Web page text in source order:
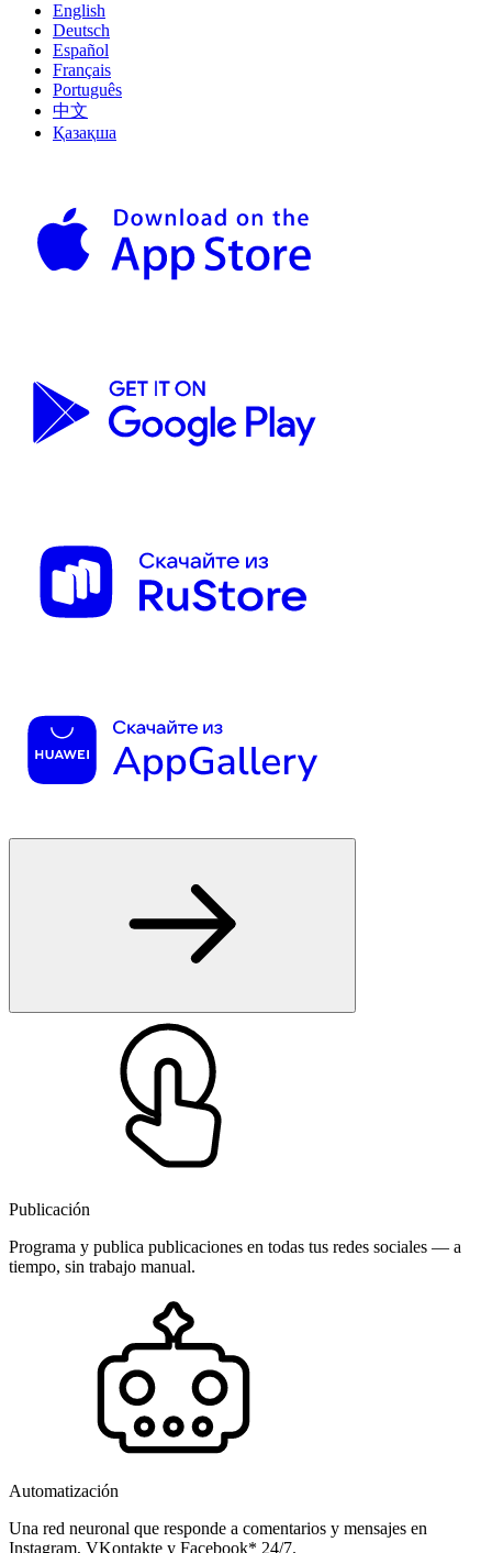
English
Deutsch
Español
Français
Português
中文
Қазақша
Publicación
Programa y publica publicaciones en todas tus redes sociales — a
tiempo, sin trabajo manual.
Automatización
Una red neuronal que responde a comentarios y mensajes en
Instagram, VKontakte y Facebook* 24/7.